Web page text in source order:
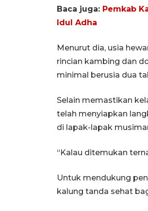
Baca juga: Pemkab
Idul Adha
Menurut dia, usia
rincian kambing dan
minimal berusia dua
Selain memastikan
telah menyiapkan
di lapak-lapak
“Kalau ditemukan
Untuk mendukung
kalung tanda sehat